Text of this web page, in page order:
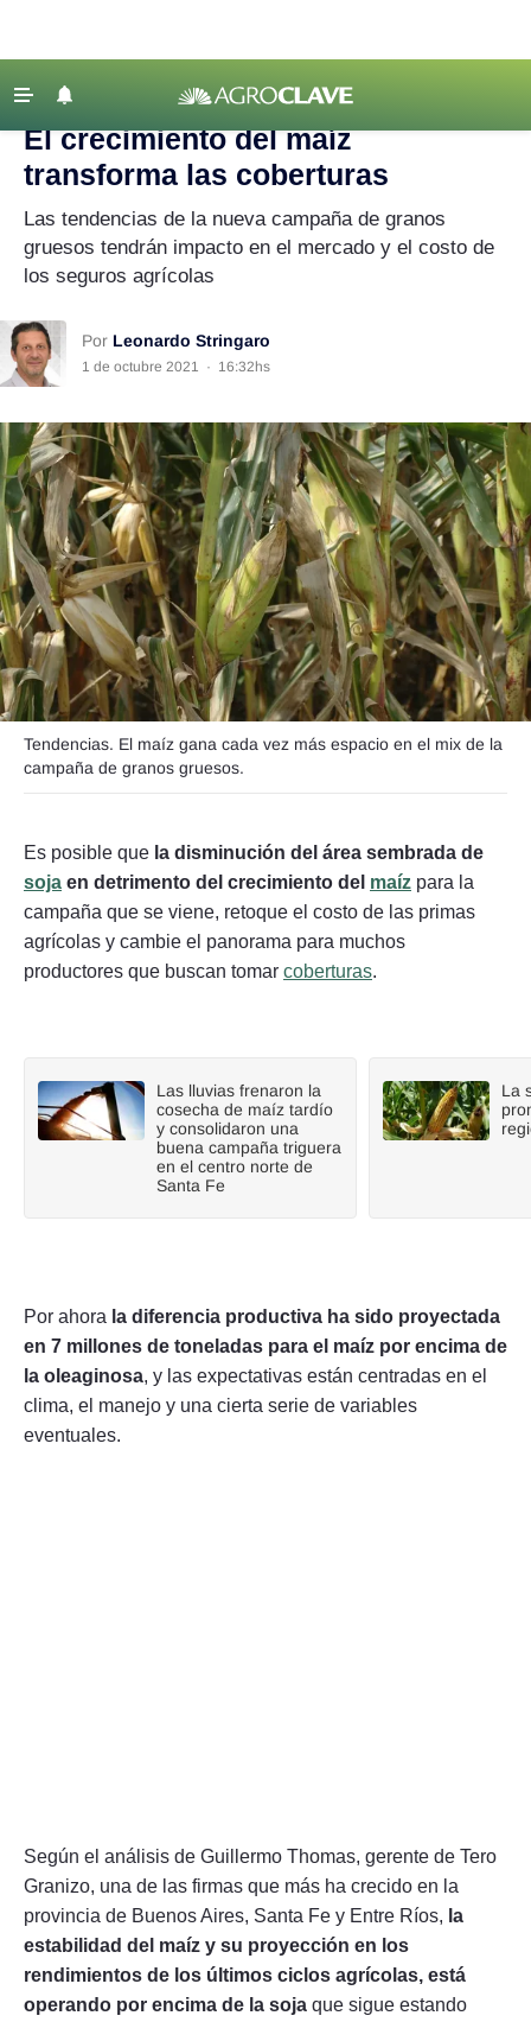
Agricultura
Lechería
Tecnología
Maquinaria agrícola
Agenda
Clima
Agronegocios
Mercados
Seguinos
‹ VOLVER
Agroclave
El crecimiento del maíz
transforma las coberturas
Las tendencias de la nueva campaña de granos
gruesos tendrán impacto en el mercado y el costo de
los seguros agrícolas
Por Leonardo Stringaro
1 de octubre 2021 · 16:32hs
Tendencias. El maíz gana cada vez más espacio en el mix de la
campaña de granos gruesos.
Es posible que la disminución del área sembrada de
soja en detrimento del crecimiento del maíz para la
campaña que se viene, retoque el costo de las primas
agrícolas y cambie el panorama para muchos
productores que buscan tomar coberturas.
Las lluvias frenaron la
cosecha de maíz tardío
y consolidaron una
buena campaña triguera
en el centro norte de
Santa Fe
La
Por ahora la diferencia productiva ha sido proyectada
en 7 millones de toneladas para el maíz por encima de
la oleaginosa, y las expectativas están centradas en el
clima, el manejo y una cierta serie de variables
eventuales.
Según el análisis de Guillermo Thomas, gerente de Tero
Granizo, una de las firmas que más ha crecido en la
provincia de Buenos Aires, Santa Fe y Entre Ríos, la
estabilidad del maíz y su proyección en los
rendimientos de los últimos ciclos agrícolas, está
operando por encima de la soja que sigue estando